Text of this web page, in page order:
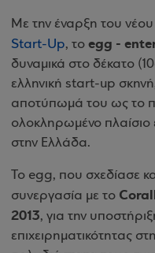
Με την έναρξη του
Start-Up, το egg -
δυναμικά στο δέκατο
ελληνική start-up
αποτύπωμά του ως το
ολοκληρωμένο πλαίσιο
στην Ελλάδα.
Το egg, που σχεδίασε
συνεργασία με το
2013, για την
επιχειρηματικότητας